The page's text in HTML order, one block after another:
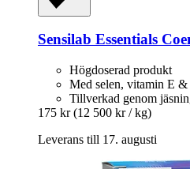
Sensilab Essentials
Högdoserad produkt
Med selen, vitamin E &
Tillverkad genom
175 kr (12 500 kr / kg)
Leverans till 17. augusti